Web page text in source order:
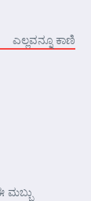
ಎಲ್ಲವನ್ನೂ ಕಾಣಿ
ಮಬ್ಬು